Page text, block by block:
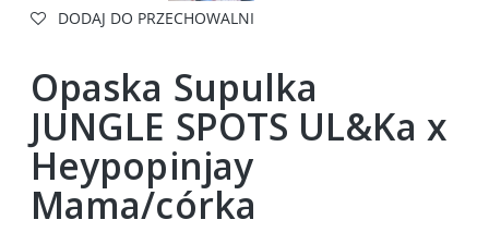
DODAJ DO PRZECHOWALNI
Opaska Supulka
JUNGLE SPOTS UL&Ka x
Heypopinjay
Mama/córka